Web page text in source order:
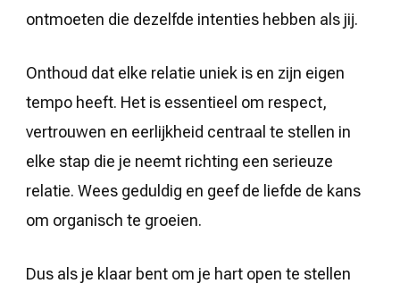
ontmoeten die dezelfde intenties hebben als jij.
Onthoud dat elke relatie uniek is en zijn eigen
tempo heeft. Het is essentieel om respect,
vertrouwen en eerlijkheid centraal te stellen in
elke stap die je neemt richting een serieuze
relatie. Wees geduldig en geef de liefde de kans
om organisch te groeien.
Dus als je klaar bent om je hart open te stellen